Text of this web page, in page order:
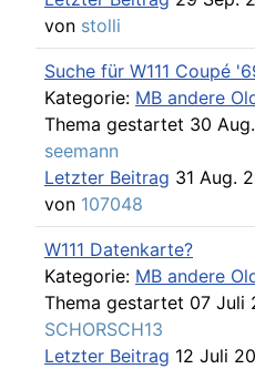
von stolli
Suche für W111 Coupé
Kategorie: MB andere
Thema gestartet 30
seemann
Letzter Beitrag 31 Aug.
von 107048
W111 Datenkarte?
Kategorie: MB andere
Thema gestartet 07 Juli
SCHORSCH13
Letzter Beitrag 12 Juli